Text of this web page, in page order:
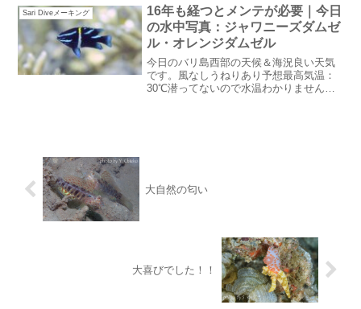
になっていてメンテをしに来てくれまし
た。賢くてガイドとして...
Sari Diveメーキング
16年も経つとメンテが必要｜今日
の水中写真：ジャワニーズダムゼ
ル・オレンジダムゼル
今日のバリ島西部の天候＆海況良い天気
です。風なしうねりあり予想最高気温：
30℃潜ってないので水温わかりませんこ
大自然の匂い
大喜びでした！！